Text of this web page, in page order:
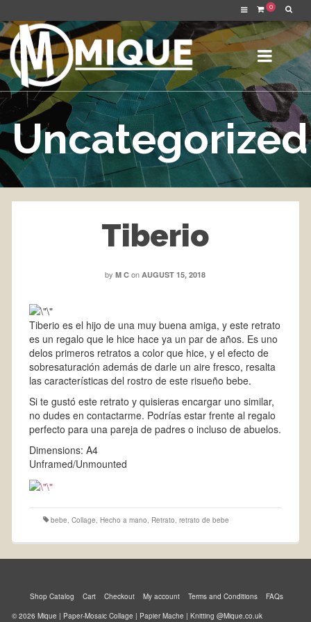
0
Uncategorized
Tiberio
byM C onAUGUST 15, 2018
Tiberio es el hijo de una muy buena amiga, y este retrato
es un regalo que le hice hace ya un par de años. Es uno
delos primeros retratos a color que hice, y el efecto de
sobresaturación además de darle un aire fresco, resalta
las características del rostro de este risueño bebe.
Si te gustó este retrato y quisieras encargar uno similar,
no dudes en contactarme. Podrías estar frente al regalo
perfecto para una pareja de padres o incluso de abuelos.
Dimensions: A4
Unframed/Unmounted
bebe Collage Hecho a mano Retrato retrato de bebe
Shop Catalog Cart Checkout My account Terms and Conditions
FAQs
© 2026 Mique | Paper-Mosaic Collage | Papier Mache | Knitting @Mique.co.uk